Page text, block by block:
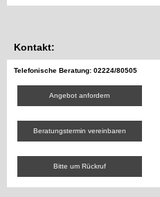
Kontakt:
Telefonische Beratung: 02224/80505
Angebot anfordern
Beratungstermin vereinbaren
Bitte um Rückruf